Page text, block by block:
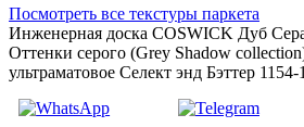
Посмотреть все текстуры паркета
Инженерная доска COSWICK Дуб
Оттенки серого (Grеy Shadow
ультраматовое Селект энд Бэттер